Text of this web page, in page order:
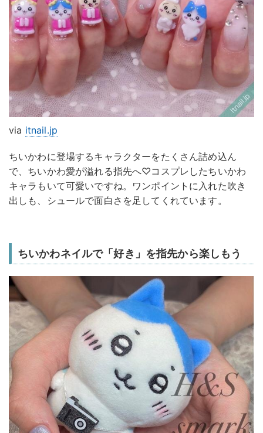
via itnail.jp
ちいかわに登場するキャラクターをたくさん詰め込ん
で、ちいかわ愛が溢れる指先へ♡コスプレしたちいかわ
キャラもいて可愛いですね。ワンポイントに入れた吹き
出しも、シュールで面白さを足してくれています。
ちいかわネイルで「好き」を指先から楽しもう